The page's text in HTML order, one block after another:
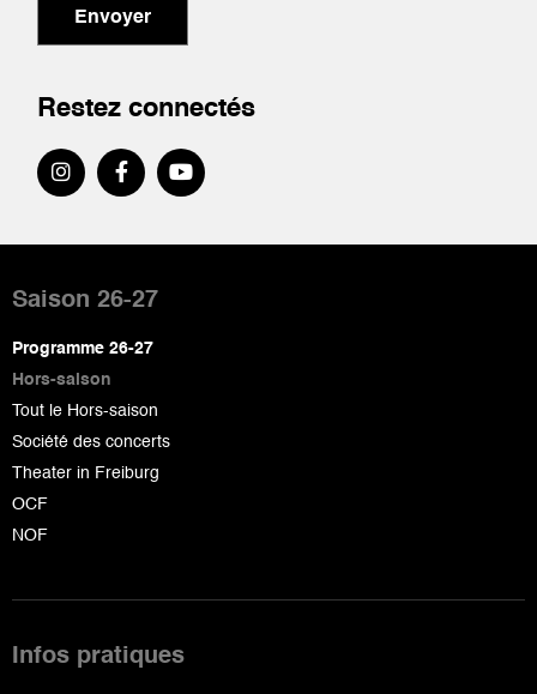
Envoyer
Restez connectés
de
page
Saison 26-27
Programme 26-27
Hors-saison
Tout le Hors-saison
Société des concerts
Theater in Freiburg
OCF
NOF
Infos pratiques